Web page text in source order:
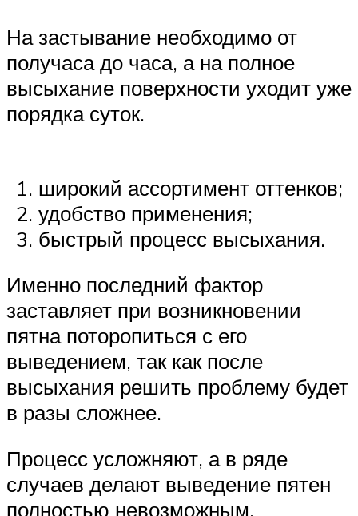
На застывание необходимо от
получаса до часа, а на полное
высыхание поверхности уходит уже
порядка суток.
широкий ассортимент оттенков;
удобство применения;
быстрый процесс высыхания.
Именно последний фактор
заставляет при возникновении
пятна поторопиться с его
выведением, так как после
высыхания решить проблему будет
в разы сложнее.
Процесс усложняют, а в ряде
случаев делают выведение пятен
полностью невозможным,